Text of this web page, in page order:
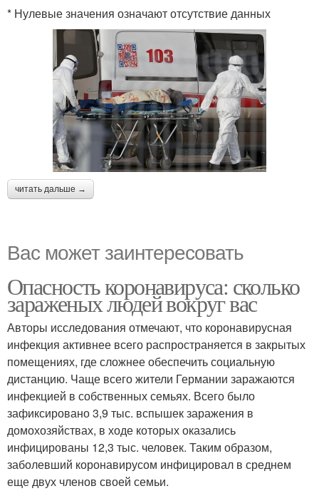
* Нулевые значения означают отсутствие данных
читать дальше →
Вас может заинтересовать
Опасность коронавируса: сколько
зараженых людей вокруг вас
Авторы исследования отмечают, что коронавирусная
инфекция активнее всего распространяется в закрытых
помещениях, где сложнее обеспечить социальную
дистанцию. Чаще всего жители Германии заражаются
инфекцией в собственных семьях. Всего было
зафиксировано 3,9 тыс. вспышек заражения в
домохозяйствах, в ходе которых оказались
инфицированы 12,3 тыс. человек. Таким образом,
заболевший коронавирусом инфицировал в среднем
еще двух членов своей семьи.